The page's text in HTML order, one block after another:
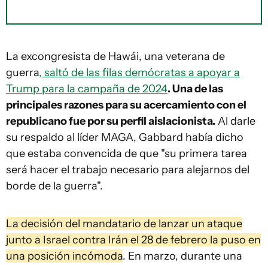
La excongresista de Hawái, una veterana de
guerra, saltó de las filas demócratas a apoyar a
Trump para la campaña de 2024. Una de las
principales razones para su acercamiento con el
republicano fue por su perfil aislacionista. Al darle
su respaldo al líder MAGA, Gabbard había dicho
que estaba convencida de que "su primera tarea
será hacer el trabajo necesario para alejarnos del
borde de la guerra".
La decisión del mandatario de lanzar un ataque
junto a Israel contra Irán el 28 de febrero la puso en
una posición incómoda. En marzo, durante una